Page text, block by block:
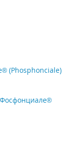
(Phosphonciale)